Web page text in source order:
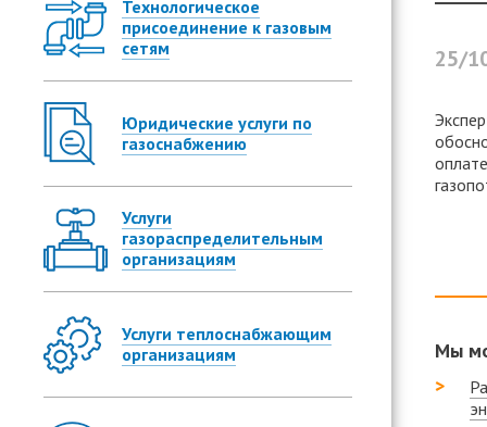
Технологическое
присоединение к газовым
сетям
Юридические услуги по
газоснабжению
Услуги
газораспределительным
организациям
Услуги теплоснабжающим
организациям
25/
Мы